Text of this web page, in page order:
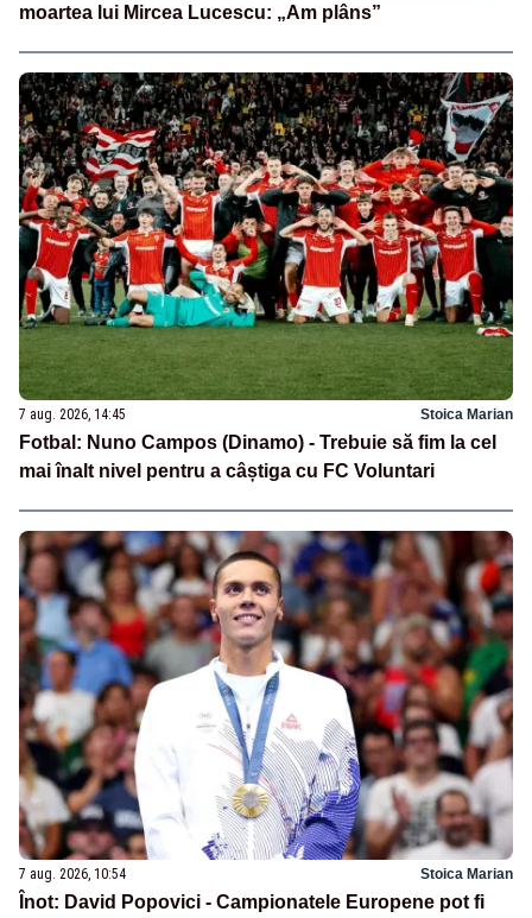
moartea lui Mircea Lucescu: „Am plâns”
7 aug. 2026, 14:45 Stoica Marian
Fotbal: Nuno Campos (Dinamo) - Trebuie să fim la cel
mai înalt nivel pentru a câștiga cu FC Voluntari
7 aug. 2026, 10:54 Stoica Marian
Înot: David Popovici - Campionatele Europene pot fi